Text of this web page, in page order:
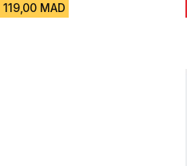
119,00 MAD